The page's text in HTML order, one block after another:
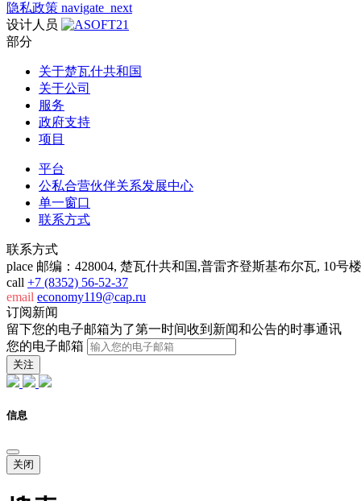
隐私政策 navigate_next
设计人员
部分
关于楚瓦什共和国
关于公司
服务
政府支持
项目
平台
公私合营伙伴关系发展中心
单一窗口
联系方式
联系方式
place 邮编：428004, 楚瓦什共和国,普雷齐登斯基布尔瓦, 10号楼
call +7 (8352) 56-52-37
email economy119@cap.ru
订阅新闻
留下您的电子邮箱为了第一时间收到新闻和公告的时事通讯
您的电子邮箱
关注
信息
关闭